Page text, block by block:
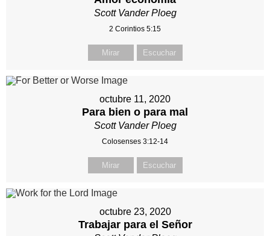
Scott Vander Ploeg
2 Corintios 5:15
Mirar Escuchar
octubre 11, 2020
Para bien o para mal
Scott Vander Ploeg
Colosenses 3:12-14
Mirar Escuchar
octubre 23, 2020
Trabajar para el Señor